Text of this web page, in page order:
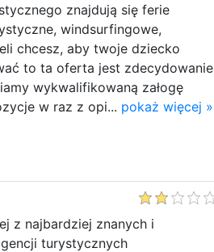
znajdują się ferie
windsurfingowe,
chcesz, aby twoje dziecko
to ta oferta jest zdecydowanie
wykwalifikowaną załogę
w raz z opi... pokaż więcej »
z najbardziej znanych i
turystycznych